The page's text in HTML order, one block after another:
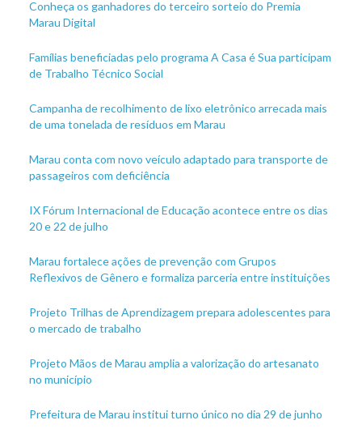
Conheça os ganhadores do terceiro sorteio do Premia
Marau Digital
Famílias beneficiadas pelo programa A Casa é Sua participam
de Trabalho Técnico Social
Campanha de recolhimento de lixo eletrônico arrecada mais
de uma tonelada de resíduos em Marau
Marau conta com novo veículo adaptado para transporte de
passageiros com deficiência
IX Fórum Internacional de Educação acontece entre os dias
20 e 22 de julho
Marau fortalece ações de prevenção com Grupos
Reflexivos de Gênero e formaliza parceria entre instituições
Projeto Trilhas de Aprendizagem prepara adolescentes para
o mercado de trabalho
Projeto Mãos de Marau amplia a valorização do artesanato
no município
Prefeitura de Marau institui turno único no dia 29 de junho